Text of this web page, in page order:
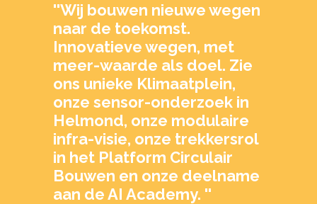
''Wij bouwen nieuwe wegen
naar de toekomst.
Innovatieve wegen, met
meer-waarde als doel. Zie
ons unieke Klimaatplein,
onze sensor-onderzoek in
Helmond, onze modulaire
infra-visie, onze trekkersrol
in het Platform Circulair
Bouwen en onze deelname
aan de AI Academy. ''